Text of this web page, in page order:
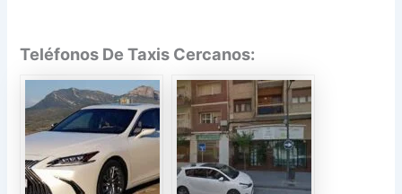
Teléfonos De Taxis Cercanos: